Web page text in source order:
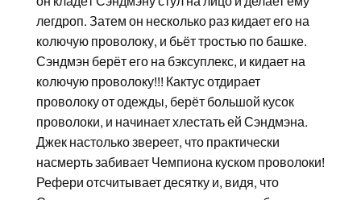
легдроп. Затем он несколько раз кидает его на
колючую проволоку, и бьёт тростью по башке.
Сэндмэн берёт его на бэксуплекс, и кидает на
колючую проволоку!!! Кактус отдирает
проволоку от одежды, берёт большой кусок
проволоки, и начинает хлестать ей Сэндмэна.
Джек настолько звереет, что практически
насмерть забивает Чемпиона куском проволоки!
Рефери отсчитывает десятку и, видя, что